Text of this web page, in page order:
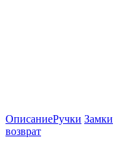
ОписаниеРучки Замки
возврат